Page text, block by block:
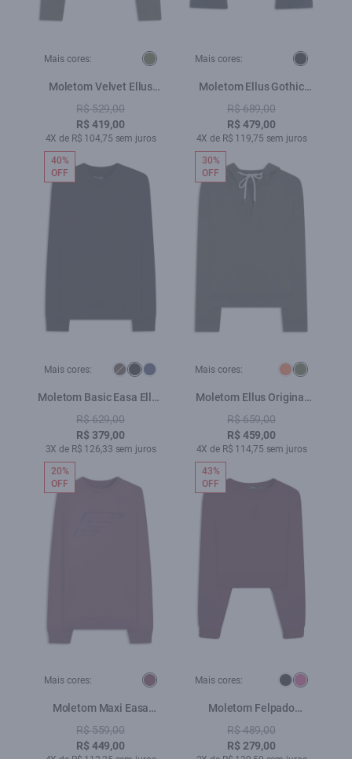
Mais cores:
Moletom Velvet Ellus
Verde Militar
R$ 529,00
R$ 419,00
4X de R$ 104,75 sem juros
Mais cores:
Moletom Ellus Gothic
Glitter Preto
R$ 689,00
R$ 479,00
4X de R$ 119,75 sem juros
Mais cores:
Moletom Basic Easa Ellus
Preto
R$ 629,00
R$ 379,00
3X de R$ 126,33 sem juros
40%
OFF
Mais cores:
Moletom Ellus Original
Verde Militar
R$ 659,00
R$ 459,00
4X de R$ 114,75 sem juros
30%
OFF
Mais cores:
Moletom Maxi Easa
Careca Bordeaux
R$ 559,00
R$ 449,00
20%
OFF
Mais cores:
Moletom Felpado
Minimal Pitaya
R$ 489,00
R$ 279,00
43%
OFF